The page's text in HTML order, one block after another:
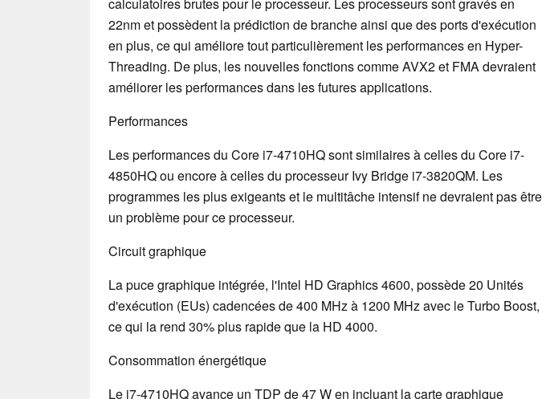
22nm et possèdent la prédiction de branche ainsi que des ports d'exécution
en plus, ce qui améliore tout particulièrement les performances en Hyper-
Threading. De plus, les nouvelles fonctions comme AVX2 et FMA devraient
améliorer les performances dans les futures applications.
Performances
Les performances du Core i7-4710HQ sont similaires à celles du Core i7-
4850HQ ou encore à celles du processeur Ivy Bridge i7-3820QM. Les
programmes les plus exigeants et le multitâche intensif ne devraient pas être
un problème pour ce processeur.
Circuit graphique
La puce graphique intégrée, l'Intel HD Graphics 4600, possède 20 Unités
d'exécution (EUs) cadencées de 400 MHz à 1200 MHz avec le Turbo Boost,
ce qui la rend 30% plus rapide que la HD 4000.
Consommation énergétique
Le i7-4710HQ avance un TDP de 47 W en incluant la carte graphique